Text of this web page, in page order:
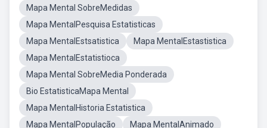
Mapa Mental SobreMedidas
Mapa MentalPesquisa Estatisticas
Mapa MentalEstsatistica
Mapa MentalEstastistica
Mapa MentalEstatistioca
Mapa Mental SobreMedia Ponderada
Bio EstatisticaMapa Mental
Mapa MentalHistoria Estatistica
Mapa MentalPopulação
Mapa MentalAnimado